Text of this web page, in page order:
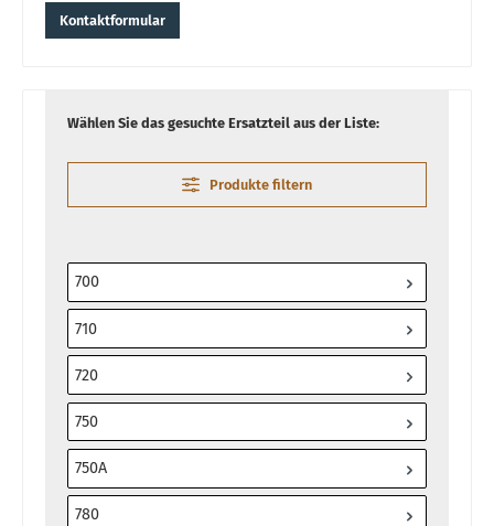
Kontaktformular
Wählen Sie das gesuchte Ersatzteil aus der Liste:
Produkte filtern
700
710
720
750
750A
780